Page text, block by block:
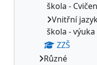
škola -
Vnitřní
škola - výuka
ZZŠ
Různé